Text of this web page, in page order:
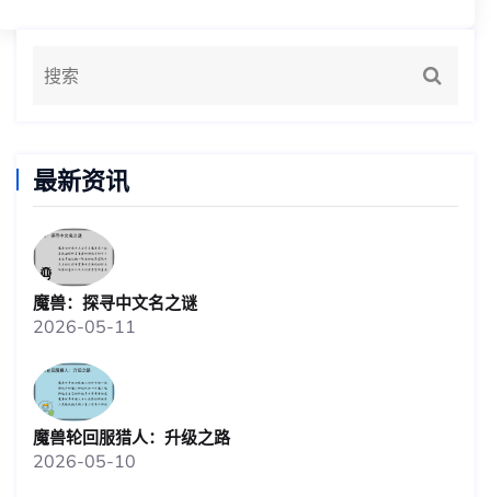
最新资讯
魔兽：探寻中文名之谜
2026-05-11
魔兽轮回服猎人：升级之路
2026-05-10